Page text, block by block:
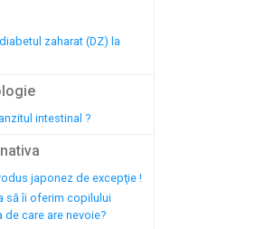
zaharat (DZ) la
intestinal ?
japonez de excepţie !
să îi oferim copilului
care are nevoie?